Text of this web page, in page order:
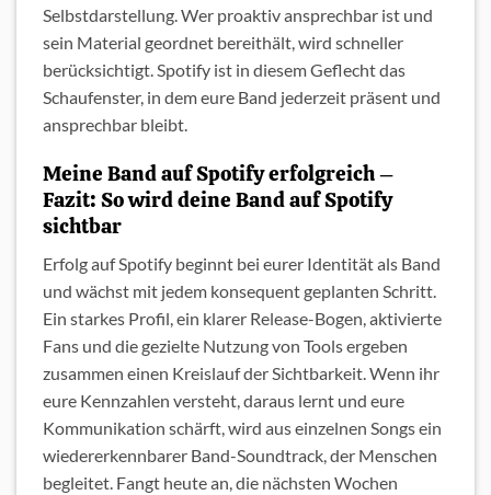
Selbstdarstellung. Wer proaktiv ansprechbar ist und
sein Material geordnet bereithält, wird schneller
berücksichtigt. Spotify ist in diesem Geflecht das
Schaufenster, in dem eure Band jederzeit präsent und
ansprechbar bleibt.
Meine Band auf Spotify erfolgreich –
Fazit: So wird deine Band auf Spotify
sichtbar
Erfolg auf Spotify beginnt bei eurer Identität als Band
und wächst mit jedem konsequent geplanten Schritt.
Ein starkes Profil, ein klarer Release-Bogen, aktivierte
Fans und die gezielte Nutzung von Tools ergeben
zusammen einen Kreislauf der Sichtbarkeit. Wenn ihr
eure Kennzahlen versteht, daraus lernt und eure
Kommunikation schärft, wird aus einzelnen Songs ein
wiedererkennbarer Band-Soundtrack, der Menschen
begleitet. Fangt heute an, die nächsten Wochen